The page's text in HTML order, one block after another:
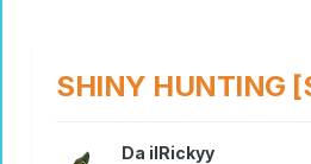
SHINY HUNTING
Da ilRickyy